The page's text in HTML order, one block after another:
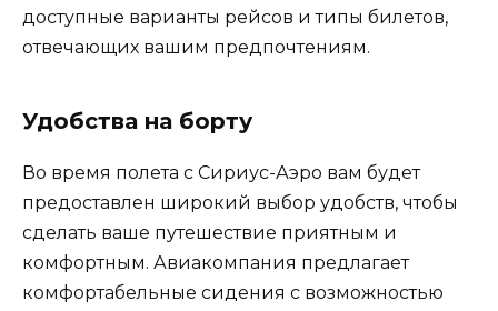
доступные варианты рейсов и типы билетов,
отвечающих вашим предпочтениям.
Удобства на борту
Во время полета с Сириус-Аэро вам будет
предоставлен широкий выбор удобств, чтобы
сделать ваше путешествие приятным и
комфортным. Авиакомпания предлагает
комфортабельные сидения с возможностью